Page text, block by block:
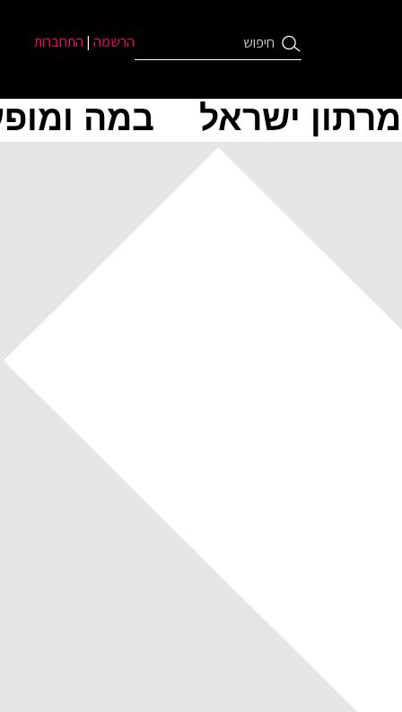
הרשמה | התחברות
מרתון ישראל במה